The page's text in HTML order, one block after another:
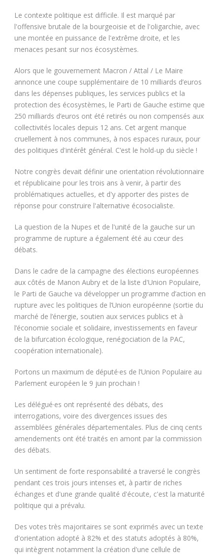
Le contexte politique est difficile. Il est marqué par
l'offensive brutale de la bourgeoisie et de l'oligarchie, avec
une montée en puissance de l'extrême droite, et les
menaces pesant sur nos écosystèmes.
Alors que le gouvernement Macron / Attal / Le Maire
annonce une coupe supplémentaire de 10 milliards d’euros
dans les dépenses publiques, les services publics et la
protection des écosystèmes, le Parti de Gauche estime que
250 milliards d’euros ont été retirés ou non compensés aux
collectivités locales depuis 12 ans. Cet argent manque
cruellement à nos communes, à nos espaces ruraux, pour
des politiques d'intérêt général. C’est le hold-up du siècle !
Notre congrès devait définir une orientation révolutionnaire
et républicaine pour les trois ans à venir, à partir des
problématiques actuelles, et d'y apporter des pistes de
réponse pour construire l'alternative écosocialiste.
La question de la Nupes et de l'unité de la gauche sur un
programme de rupture a également été au cœur des
débats.
Dans le cadre de la campagne des élections européennes
aux côtés de Manon Aubry et de la liste d'Union Populaire,
le Parti de Gauche va développer un programme d’action en
rupture avec les politiques de l’Union européenne (sortie du
marché de l’énergie, soutien aux services publics et à
l’économie sociale et solidaire, investissements en faveur
de la bifurcation écologique, renégociation de la PAC,
coopération internationale).
Portons un maximum de député·es de l’Union Populaire au
Parlement européen le 9 juin prochain !
Les délégué·es ont représenté des débats, des
interrogations, voire des divergences issues des
assemblées générales départementales. Plus de cinq cents
amendements ont été traités en amont par la commission
des débats.
Un sentiment de forte responsabilité a traversé le congrès
pendant ces trois jours intenses et, à partir de riches
échanges et d'une grande qualité d'écoute, c'est la maturité
politique qui a prévalu.
Des votes très majoritaires se sont exprimés avec un texte
d'orientation adopté à 82% et des statuts adoptés à 80%,
qui intègrent notamment la création d'une cellule de